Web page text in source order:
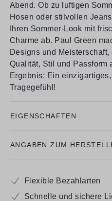
Abend. Ob zu luftigen
Hosen oder stilvollen
Ihren Sommer-Look mit
Charme ab. Paul Green
Designs und
Qualität, Stil und Passform
Ergebnis: Ein
Tragegefühl!
EIGENSCHAFTEN
ANGABEN ZUM
Flexible Bezahlarten
Schnelle und sichere